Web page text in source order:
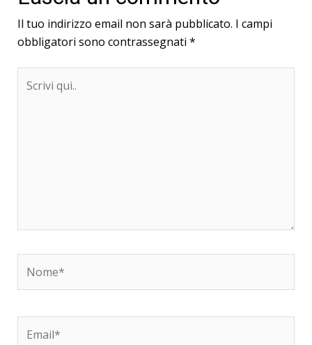
Il tuo indirizzo email non sarà pubblicato. I campi
obbligatori sono contrassegnati *
qui..